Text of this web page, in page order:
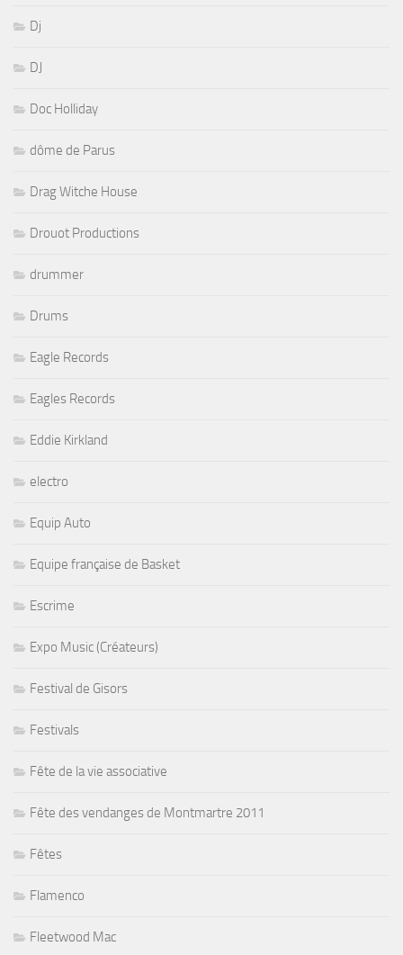
Dj
DJ
Doc Holliday
dôme de Parus
Drag Witche House
Drouot Productions
drummer
Drums
Eagle Records
Eagles Records
Eddie Kirkland
electro
Equip Auto
Equipe française de Basket
Escrime
Expo Music (Créateurs)
Festival de Gisors
Festivals
Fête de la vie associative
Fête des vendanges de Montmartre 2011
Fêtes
Flamenco
Fleetwood Mac